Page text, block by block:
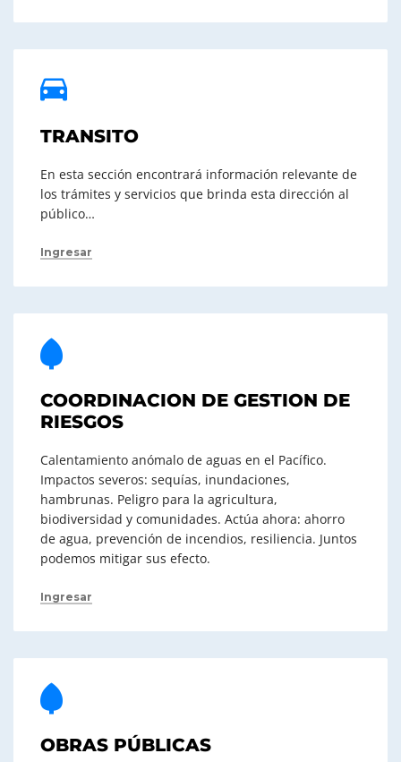
TRANSITO
En esta sección encontrará información relevante de
los trámites y servicios que brinda esta dirección al
público…
Ingresar
COORDINACION DE GESTION DE
RIESGOS
Calentamiento anómalo de aguas en el Pacífico.
Impactos severos: sequías, inundaciones,
hambrunas. Peligro para la agricultura,
biodiversidad y comunidades. Actúa ahora: ahorro
de agua, prevención de incendios, resiliencia. Juntos
podemos mitigar sus efecto.
Ingresar
OBRAS PÚBLICAS